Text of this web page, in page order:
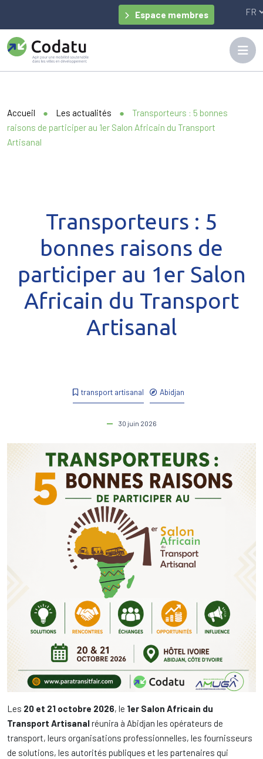
Espace membres
Accueil ● Les actualités ●
Transporteurs : 5 bonnes
raisons de participer au 1er Salon Africain du Transport
Artisanal
transport artisanal Abidjan
30 juin 2026
Transporteurs : 5
bonnes raisons de
participer au 1er Salon
Africain du Transport
Artisanal
Les 20 et 21 octobre 2026, le 1er Salon Africain du
Transport Artisanalréunira à Abidjan les opérateurs de
transport, leurs organisations professionnelles, les fournisseurs
de solutions, les autorités publiques et les partenaires qui
Panneau de gestion des cookies